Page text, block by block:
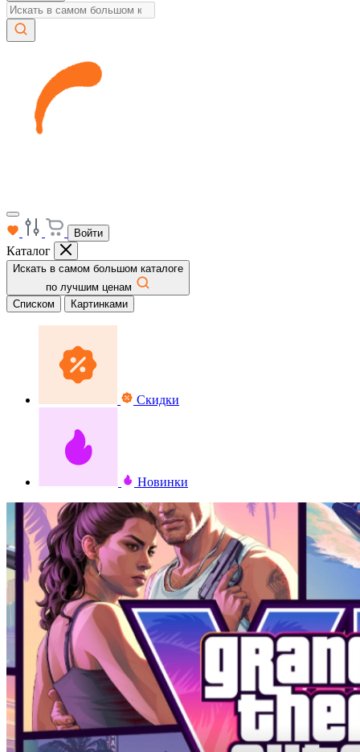
Войти
Каталог
Искать в самом большом каталоге
по лучшим ценам
Списком
Картинками
Скидки
Новинки